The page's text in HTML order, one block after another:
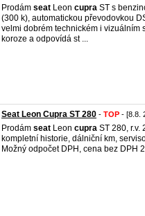
Prodám seat Leon cupra ST s
(300 k), automatickou převodovkou
velmi dobrém technickém i vizuálním
koroze a odpovídá st ...
Seat Leon Cupra ST 280 - TOP - [8.8.
Prodám seat Leon cupra ST 280, r.v.
kompletní historie, dálniční km,
Možný odpočet DPH, cena bez DPH